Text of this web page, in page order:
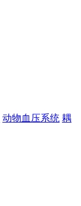
动物血压系统 耦